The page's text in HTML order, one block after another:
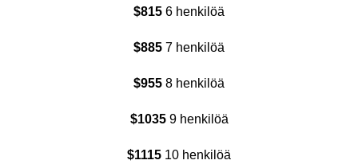
$815 6 henkilöä
$885 7 henkilöä
$955 8 henkilöä
$10359 henkilöä
$1115 10 henkilöä